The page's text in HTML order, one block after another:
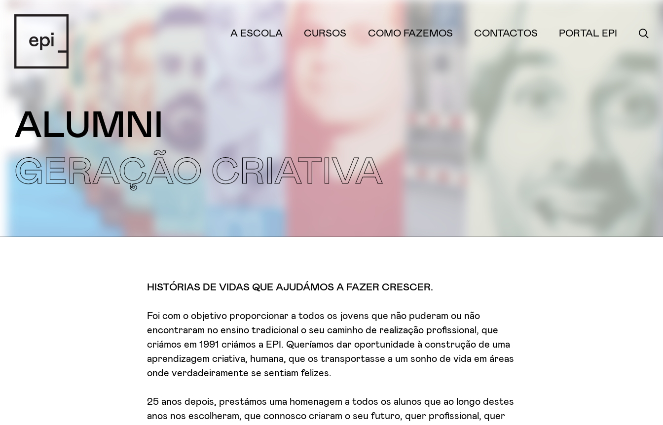
A ESCOLA CURSOS COMO FAZEMOS CONTACTOS PORTAL EPI
ALUMNI
GERAÇÃO CRIATIVA
HISTÓRIAS DE VIDAS QUE AJUDÁMOS A FAZER CRESCER.
Foi com o objetivo proporcionar a todos os jovens que não puderam ou não
encontraram no ensino tradicional o seu caminho de realização profissional, que
criámos em 1991 criámos a EPI. Queríamos dar oportunidade à construção de uma
aprendizagem criativa, humana, que os transportasse a um sonho de vida em áreas
onde verdadeiramente se sentiam felizes.
25 anos depois, prestámos uma homenagem a todos os alunos que ao longo destes
anos nos escolheram, que connosco criaram o seu futuro, quer profissional, quer